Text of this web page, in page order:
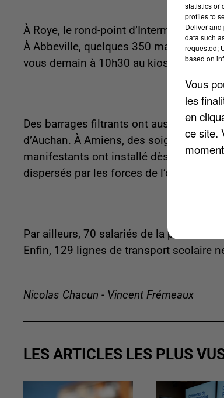
À Roye, le rond-point d’Intermarché a
À Abbeville, quelques 350
vous demain à 10h30 au kiosque de la
Des barrages filtrants ont aussi cours à
d’Auchan. À Amiens, des soignants du
manifestants ont installé dès 5h des
dispersés par les forces de l’ordre.
Par ailleurs, 70 salariés de la
Enfin, 129 lignes de transport scolaire
Nicolas Chacun - Vincent Frémeaux
LES ARTICLES LES PLUS
statistics or
profiles to
Deliver and
data such
requested;
based on
Vous
les
en
ce site.